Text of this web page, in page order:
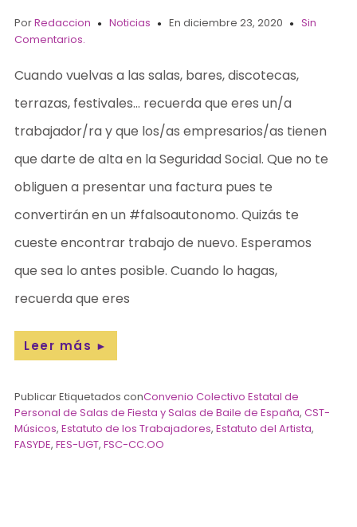
PorRedaccion Noticias En diciembre 23, 2020
Sin
Comentarios.
Cuando vuelvas a las salas, bares, discotecas,
terrazas, festivales… recuerda que eres un/a
trabajador/ra y que los/as empresarios/as tienen
que darte de alta en la Seguridad Social. Que no te
obliguen a presentar una factura pues te
convertirán en un #falsoautonomo. Quizás te
cueste encontrar trabajo de nuevo. Esperamos
que sea lo antes posible. Cuando lo hagas,
recuerda que eres
Leer más ►
Publicar Etiquetados conConvenio Colectivo Estatal de
Personal de Salas de Fiesta y Salas de Baile de España,CST-
Músicos,Estatuto de los Trabajadores,Estatuto del Artista,
FASYDE,FES-UGT,FSC-CC.OO